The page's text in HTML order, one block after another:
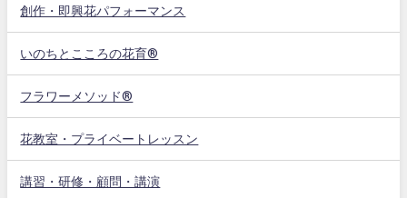
創作・即興花パフォーマンス
いのちとこころの花育®
フラワーメソッド®
花教室・プライベートレッスン
講習・研修・顧問・講演